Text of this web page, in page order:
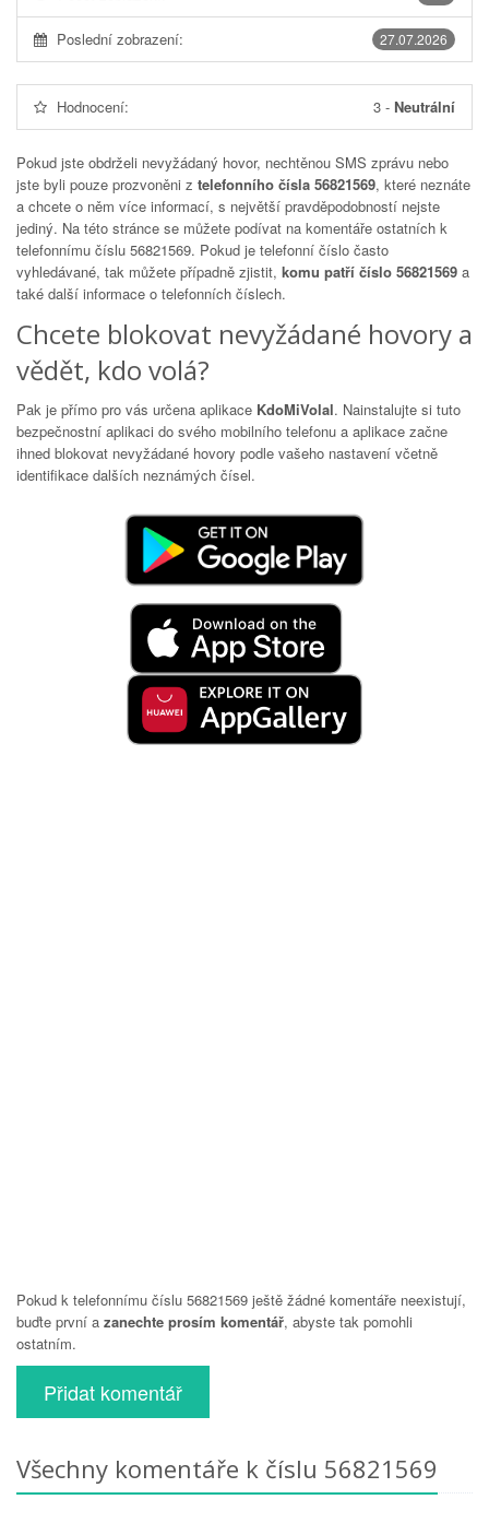
27.07.2026
Poslední zobrazení:
Hodnocení: 3 - Neutrální
Pokud jste obdrželi nevyžádaný hovor, nechtěnou SMS zprávu nebo
jste byli pouze prozvoněni z telefonního čísla 56821569, které neznáte
a chcete o něm více informací, s největší pravděpodobností nejste
jediný. Na této stránce se můžete podívat na komentáře ostatních k
telefonnímu číslu 56821569. Pokud je telefonní číslo často
vyhledávané, tak můžete případně zjistit, komu patří číslo 56821569 a
také další informace o telefonních číslech.
Chcete blokovat nevyžádané hovory a
vědět, kdo volá?
Pak je přímo pro vás určena aplikace KdoMiVolal. Nainstalujte si tuto
bezpečnostní aplikaci do svého mobilního telefonu a aplikace začne
ihned blokovat nevyžádané hovory podle vašeho nastavení včetně
identifikace dalších neznámých čísel.
Pokud k telefonnímu číslu 56821569 ještě žádné komentáře neexistují,
buďte první a zanechte prosím komentář, abyste tak pomohli
ostatním.
Přidat komentář
Všechny komentáře k číslu 56821569